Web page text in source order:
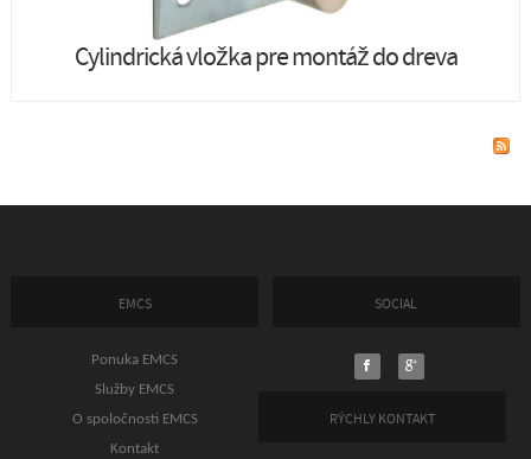
Cylindrická vložka pre montáž do dreva
EMCS
Ponuka EMCS
Služby EMCS
O spoločnosti EMCS
Kontakt
SOCIAL
RÝCHLY KONTAKT